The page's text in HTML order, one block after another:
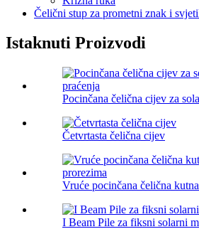
Čelični stup za prometni znak i
Istaknuti Proizvodi
Pocinčana čelična cijev za
Četvrtasta čelična cijev
Vruće pocinčana čelična
I Beam Pile za fiksni solarni